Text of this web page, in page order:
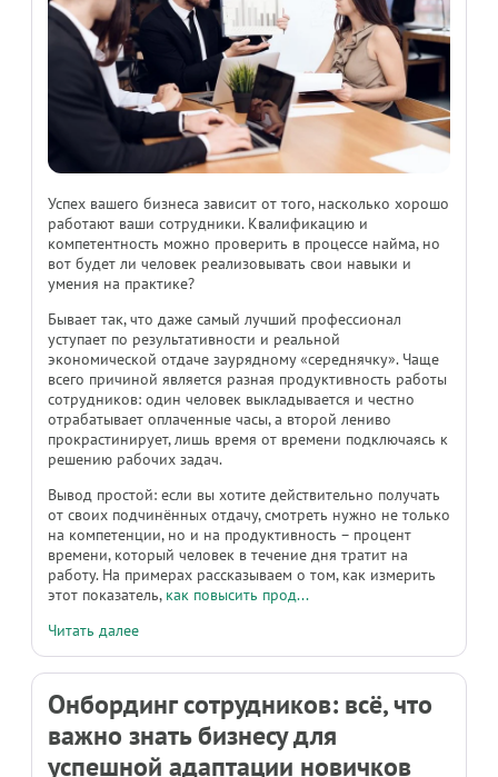
Успех вашего бизнеса зависит от того, насколько хорошо
работают ваши сотрудники. Квалификацию и
компетентность можно проверить в процессе найма, но
вот будет ли человек реализовывать свои навыки и
умения на практике?
Бывает так, что даже самый лучший профессионал
уступает по результативности и реальной
экономической отдаче заурядному «середнячку». Чаще
всего причиной является разная продуктивность работы
сотрудников: один человек выкладывается и честно
отрабатывает оплаченные часы, а второй лениво
прокрастинирует, лишь время от времени подключаясь к
решению рабочих задач.
Вывод простой: если вы хотите действительно получать
от своих подчинённых отдачу, смотреть нужно не только
на компетенции, но и на продуктивность – процент
времени, который человек в течение дня тратит на
работу. На примерах рассказываем о том, как измерить
этот показатель, как повысить прод...
Читать далее
Онбординг сотрудников: всё, что
важно знать бизнесу для
успешной адаптации новичков